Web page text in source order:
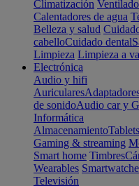
Climatización
Calentadores de agua
Belleza y salud
cabelloCuidado dental
Limpieza Limpieza a
Electrónica
Audio y hifi
Auriculares
de sonidoAudio car y
Informática
AlmacenamientoTablets
Gaming & streaming
Smart home Timbres
Wearables
Televisión